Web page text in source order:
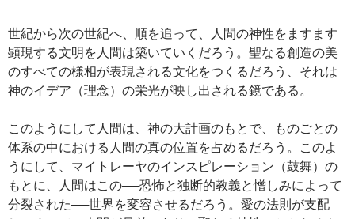
世紀から次の世紀へ、順を追って、人間の神性をますます
顕現する文明を人間は築いていくだろう。聖なる創造の美
のすべての様相が表現される文化をつくるだろう、それは
神のイデア（理念）の栄光が映し出される鏡である。
このようにして人間は、神の大計画のもとで、ものごとの
体系の中における人間の真の位置を占めるだろう。このよ
うにして、マイトレーヤのインスピレーション（鼓舞）の
もとに、人間はこの──恐怖と独断的教義と憎しみによって
分裂された──世界を変容させるだろう。愛の法則が支配